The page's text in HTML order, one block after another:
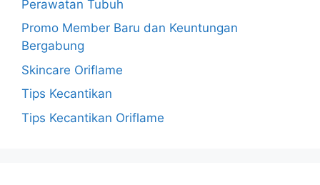
Perawatan Tubuh
Promo Member Baru dan Keuntungan
Bergabung
Skincare Oriflame
Tips Kecantikan
Tips Kecantikan Oriflame